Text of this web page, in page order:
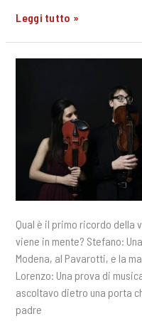
Fortissimissimo
Stefanelli
Nicola
Pantani
Leggi tutto »
Qual è il primo ricordo della
viene in mente? Stefano:
Modena, al Pavarotti, e la
Lorenzo: Una prova di
ascoltavo dietro una porta
padre